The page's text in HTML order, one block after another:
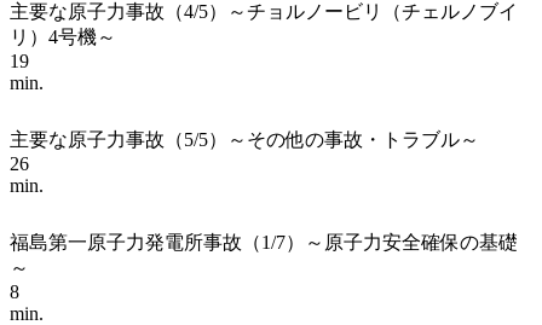
主要な原子力事故（4/5）～チョルノービリ（チェルノブイ
リ）4号機～
19
min.
主要な原子力事故（5/5）～その他の事故・トラブル～
26
min.
福島第一原子力発電所事故（1/7）～原子力安全確保の基礎
～
8
min.